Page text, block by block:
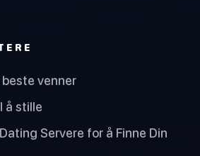
venner
å stille
Servere for å Finne Din